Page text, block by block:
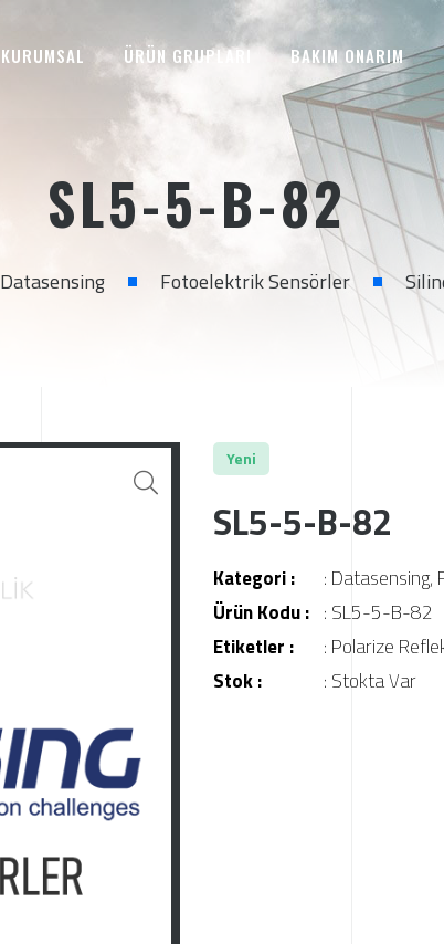
KURUMSAL ÜRÜN GRUPLARI BAKIM ONARIM
SL5-5-B-82
Datasensing Fotoelektrik Sensörler
Yeni
SL5-5-B-82
Kategori : : Datasensing,
Ürün Kodu : : SL5-5-B-82
Etiketler :
: Polarize
Stok :
: Stokta Var